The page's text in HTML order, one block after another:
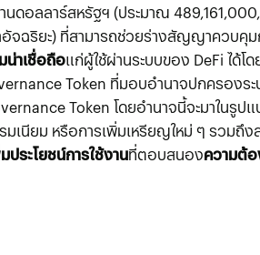
ดอลลาร์สหรัฐฯ (ประมาณ
ฉริยะ) ที่สามารถช่วยร่างสัญญาควบคุ
น่าเชื่อถือแก่ผู้ใช้ผ่านระบบของ DeFi ได้โ
Token ที่มอบอำนาจปกครอง
Token โดยอำนาจนี้จะมาในรู
มเนียม หรือการเพิ่มเหรียญใหม่ ๆ รวม
ประโยชน์การใช้งานที่ตอบสนองความต้อ